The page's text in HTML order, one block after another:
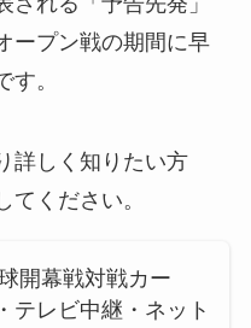
ープン戦の期間に早
。
詳しく知りたい方
ください。
開幕戦対戦カー
テレビ中継・ネット